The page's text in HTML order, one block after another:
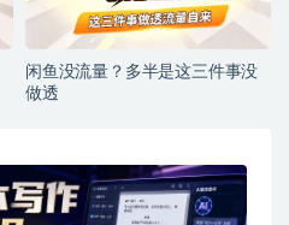
闲鱼没流量？多半是这三件事没
做透